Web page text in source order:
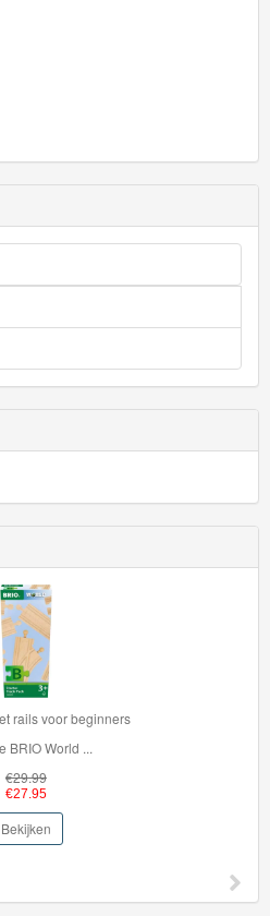
rails voor beginners
BRIO World ...
€29.99
€27.95
Bekijken